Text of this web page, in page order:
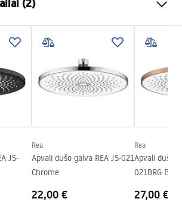
Prisukamas
300
2mm
300mm
(2)
JS-
Rea
Apvali dušo galva REA JS-021
Chrome
22,00 €
Rea
Apvali dušo
021BRG
27,00 €